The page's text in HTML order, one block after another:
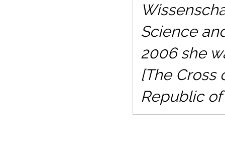
Science
2006 she
[The Cross
Republic